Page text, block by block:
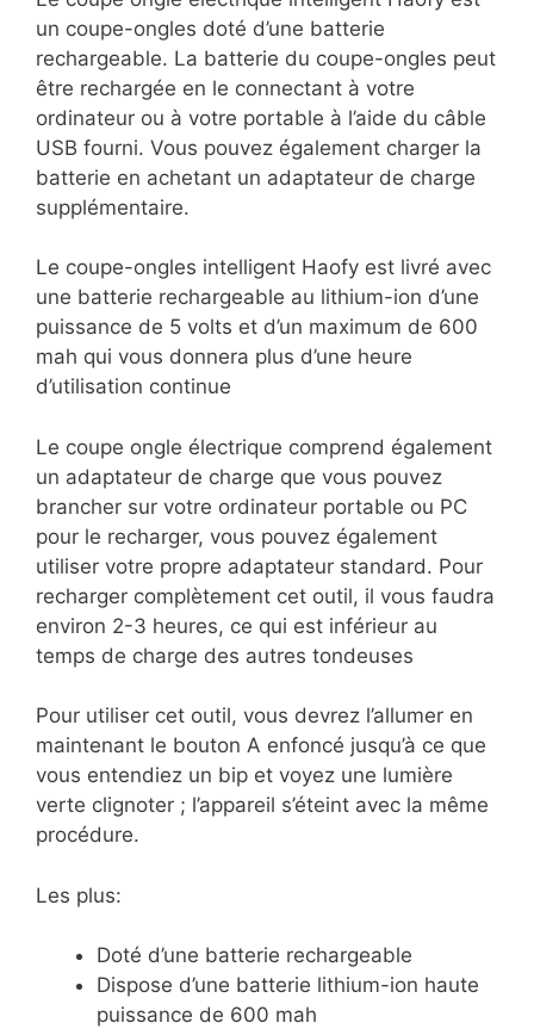
un coupe-ongles doté d’une batterie
rechargeable. La batterie du coupe-ongles peut
être rechargée en le connectant à votre
ordinateur ou à votre portable à l’aide du câble
USB fourni. Vous pouvez également charger la
batterie en achetant un adaptateur de charge
supplémentaire.
Le coupe-ongles intelligent Haofy est livré avec
une batterie rechargeable au lithium-ion d’une
puissance de 5 volts et d’un maximum de 600
mah qui vous donnera plus d’une heure
d’utilisation continue
Le coupe ongle électrique comprend également
un adaptateur de charge que vous pouvez
brancher sur votre ordinateur portable ou PC
pour le recharger, vous pouvez également
utiliser votre propre adaptateur standard. Pour
recharger complètement cet outil, il vous faudra
environ 2-3 heures, ce qui est inférieur au
temps de charge des autres tondeuses
Pour utiliser cet outil, vous devrez l’allumer en
maintenant le bouton A enfoncé jusqu’à ce que
vous entendiez un bip et voyez une lumière
verte clignoter ; l’appareil s’éteint avec la même
procédure.
Les plus:
Doté d’une batterie rechargeable
Dispose d’une batterie lithium-ion haute
puissance de 600 mah